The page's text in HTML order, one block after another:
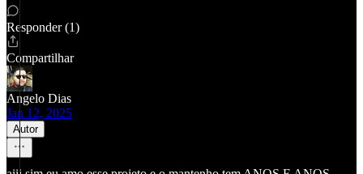
Responder (1)
Compartilhar
Angelo Dias
Jan 12, 2025
Autor